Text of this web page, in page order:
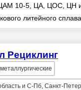
10-5, ЦА, ЦОС, ЦН и
ГОСТ, конкурентные ц...
литейного
Рециклинг
и С-Пб, Санкт-Петербург